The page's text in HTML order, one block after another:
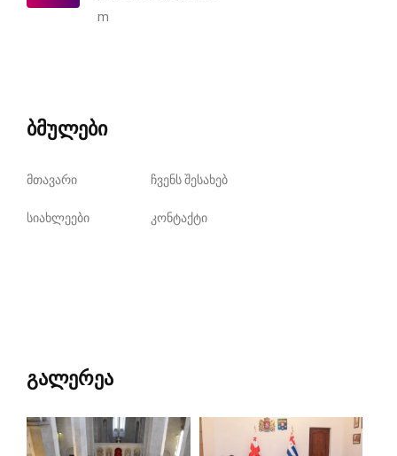
m
ბმულები
მთავარი ჩვენს შესახებ
სიახლეები კონტაქტი
გალერეა